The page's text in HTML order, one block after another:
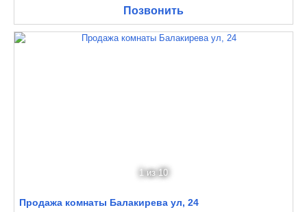
Позвонить
1из 10
Продажа комнаты Балакирева ул, 24